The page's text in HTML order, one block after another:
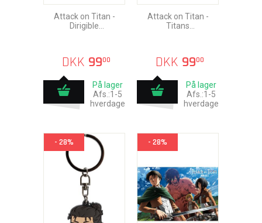
Attack on Titan -
Dirigible
DKK 9900
På lager
Afs.:1-5
hverdage
Attack on Titan -
Titans
DKK 9900
På lager
Afs.:1-5
hverdage
- 28% - 28%